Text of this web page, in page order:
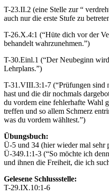
T-23.II.2 (eine Stelle zur “
auch nur die erste Stufe zu
T-26.X.4:1 (“Hüte dich vor der
behandelt wahrzunehmen.”)
T-30.Einl.1 (“Der Neubeginn
Lehrplans.”)
T-31.VIII.3:1-7 (“Prüfungen sind
hast und die dir nochmals
du vordem eine fehlerhafte Wahl
treffen und so allem Schmerz
was du vordem wähltest.”)
Übungsbuch:
Ü-5 und 34 (hier wieder mal
Ü-349.1:1-3 (“So möchte ich
und ihnen die Freiheit, die ich
Gelesene Schlussstelle:
T-29.IX.10:1-6